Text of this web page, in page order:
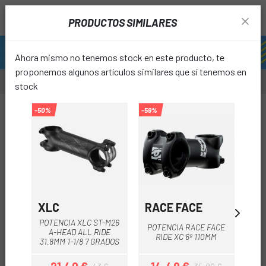
PRODUCTOS SIMILARES
Ahora mismo no tenemos stock en este producto, te
proponemos algunos artículos similares que sí tenemos en
stock
-50%
XLC
POTENCIA XLC ST-M26
A-HEAD ALL RIDE
31.8MM 1-1/8 7 GRADOS
-59%
RACE FACE
POTENCIA RACE FACE
RIDE XC 6º 110MM